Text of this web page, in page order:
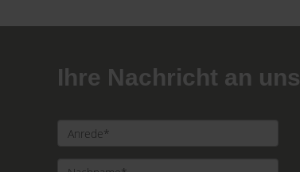
Ihre Nachricht an uns